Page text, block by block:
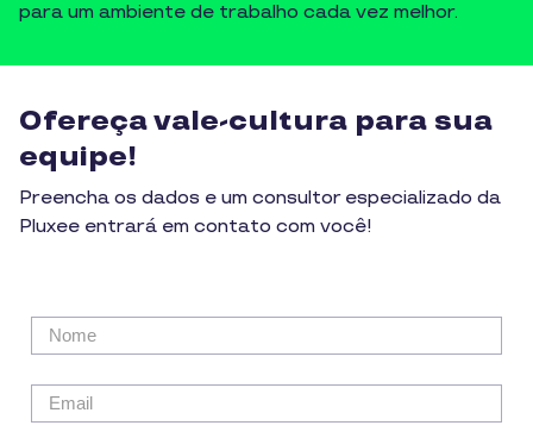
para um ambiente de trabalho cada vez melhor.
Ofereça vale-cultura para sua
equipe!
Preencha os dados e um consultor especializado da
Pluxee entrará em contato com você!